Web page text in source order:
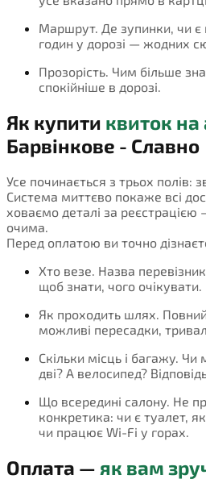
Маршрут. Де зупинки, чи є
годин у дорозі — жодних
Прозорість. Чим більше
спокійніше в дорозі.
Як купити квиток на
Барвінкове - Славно
Усе починається з трьох полів:
Система миттєво покаже всі
ховаємо деталі за
очима.
Перед оплатою ви точно
Хто везе. Назва
щоб знати, чого очікувати.
Як проходить шлях.
можливі пересадки,
Скільки місць і багажу.
дві? А велосипед?
Що всередині салону. Не
конкретика: чи є туалет,
чи працює Wi-Fi у горах.
Оплата — як вам